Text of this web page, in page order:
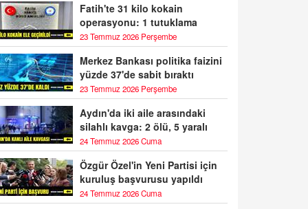
Fatih'te 31 kilo kokain
operasyonu: 1 tutuklama
23 Temmuz 2026 Perşembe
Merkez Bankası politika faizini
yüzde 37'de sabit bıraktı
23 Temmuz 2026 Perşembe
Aydın'da iki aile arasındaki
silahlı kavga: 2 ölü, 5 yaralı
24 Temmuz 2026 Cuma
Özgür Özel'in Yeni Partisi için
kuruluş başvurusu yapıldı
24 Temmuz 2026 Cuma